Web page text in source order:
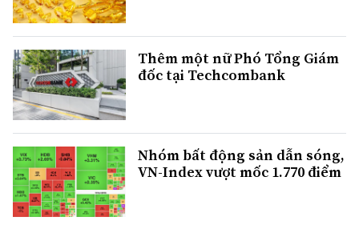
Thêm một nữ Phó Tổng Giám
đốc tại Techcombank
Nhóm bất động sản dẫn sóng,
VN-Index vượt mốc 1.770 điểm